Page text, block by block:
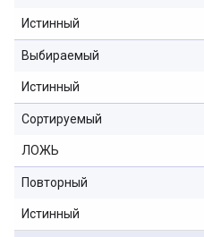
Истинный
Выбираемый
Истинный
Сортируемый
ЛОЖЬ
Повторный
Истинный